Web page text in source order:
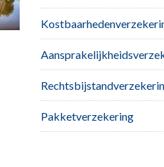
Pakketverzekering